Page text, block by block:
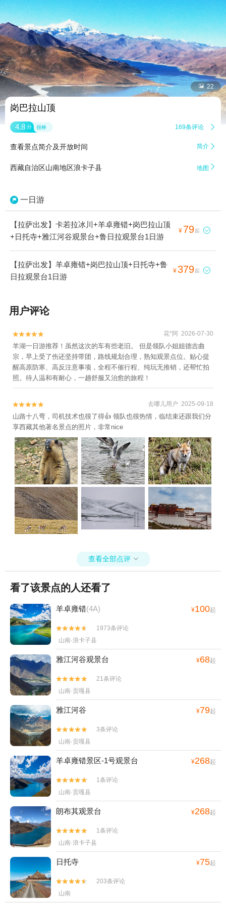
 22
岗巴拉山顶
4.8 分 很棒 169条评论 
查看景点简介及开放时间 简介 
西藏自治区山南地区浪卡子县 地图 
一日游
【拉萨出发】卡若拉冰川+羊卓雍错+岗巴拉山顶
+日托寺+雅江河谷观景台+鲁日拉观景台1日游
¥ 79起 
【拉萨出发】羊卓雍错+岗巴拉山顶+日托寺+鲁
日拉观景台1日游
¥379起 
用户评论

 花*阿 2026-07-30
羊湖一日游推荐！虽然这次的车有些老旧。 但是领队小姐姐德吉曲
宗，早上受了伤还坚持带团，路线规划合理，熟知观景点位。贴心提
醒高原防寒、高反注意事项，全程不催行程、纯玩无推销，还帮忙拍
照。待人温和有耐心，一趟舒服又治愈的旅程！

 去哪儿用户 2025-09-18
山路十八弯，司机技术也很了得👍 领队也很热情，临结束还跟我们分
享西藏其他著名景点的照片，非常nice
查看全部点评 
看了该景点的人还看了
羊卓雍错(4A) ¥100起


1973条评论
山南·浪卡子县
雅江河谷观景台 ¥68起


21条评论
山南·贡嘎县
雅江河谷 ¥79起


3条评论
山南·贡嘎县
羊卓雍错景区-1号观景台 ¥268起


1条评论
山南·贡嘎县
朗布其观景台 ¥268起


1条评论
山南·浪卡子县
日托寺 ¥75起


203条评论
山南
